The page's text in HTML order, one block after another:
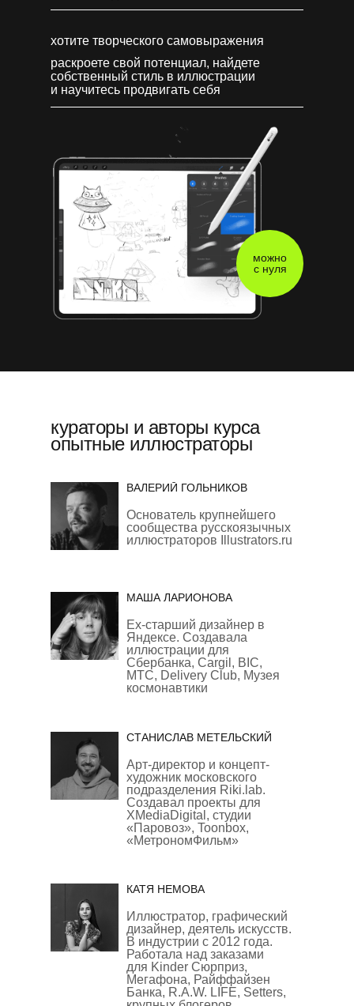
хотите творческого самовыражения
раскроете свой потенциал, найдете
собственный стиль в иллюстрации
и научитесь продвигать себя
можно
с нуля
кураторы и авторы курса
опытные иллюстраторы
ВАЛЕРИЙ ГОЛЬНИКОВ
Основатель крупнейшего
сообщества русскоязычных
иллюстраторов Illustrators.ru
МАША ЛАРИОНОВА
Ex-старший дизайнер в
Яндексе. Создавала
иллюстрации для
Сбербанка, Cargil, BIC,
МТС, Delivery Club, Музея
космонавтики
СТАНИСЛАВ МЕТЕЛЬСКИЙ
Арт-директор и концепт-
художник московского
подразделения Riki.lab.
Создавал проекты для
XMediaDigital, студии
«Паровоз», Toonbox,
«МетрономФильм»
КАТЯ НЕМОВА
Иллюстратор, графический
дизайнер, деятель искусств.
В индустрии с 2012 года.
Работала над заказами
для Kinder Сюрприз,
Мегафона, Райффайзен
Банка, R.A.W. LIFE, Setters,